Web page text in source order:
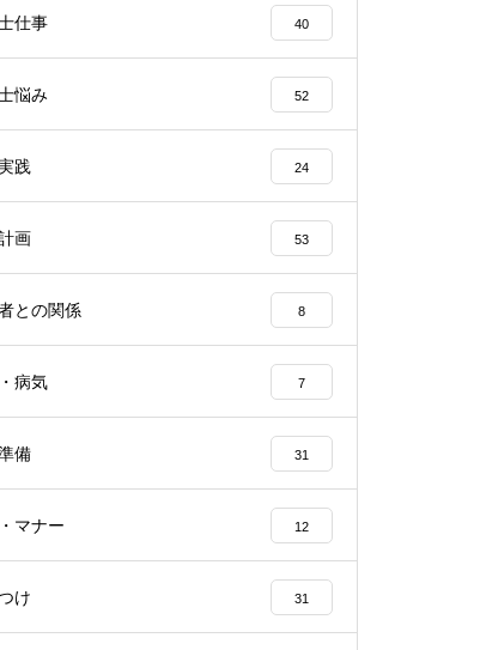
仕事 40
悩み 52
践 24
画 53
との関係 8
病気 7
備 31
マナー 12
け 31